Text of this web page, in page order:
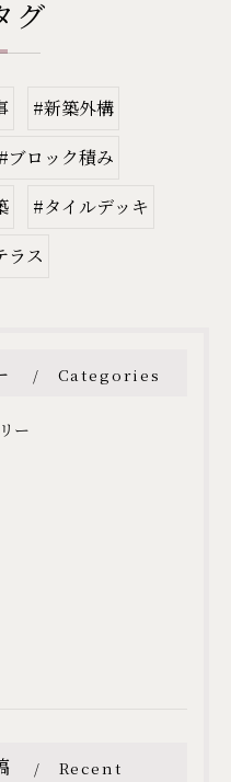
グ
#新築外構
#ブロック積み
#タイルデッキ
ラス
Categories
ー
Recent